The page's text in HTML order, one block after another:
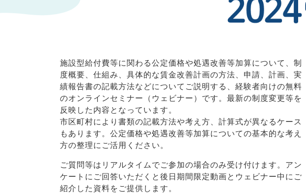
施設型給付費等に関わる公定価格や処遇改善等加算について、制
度概要、仕組み、具体的な賃金改善計画の方法、申請、計画、実
績報告書の記載方法などについてご説明する、経験者向けの無料
のオンラインセミナー（ウェビナー）です。最新の制度変更等を
反映した内容となっています。
市区町村により書類の記載方法や考え方、計算式が異なるケース
もあります。公定価格や処遇改善等加算についての基本的な考え
方の整理にご活用ください。
ご質問等はリアルタイムでご参加の場合のみ受け付けます。アン
ケートにご回答いただくと後日期間限定動画とウェビナー中にご
紹介した資料をご提供します。